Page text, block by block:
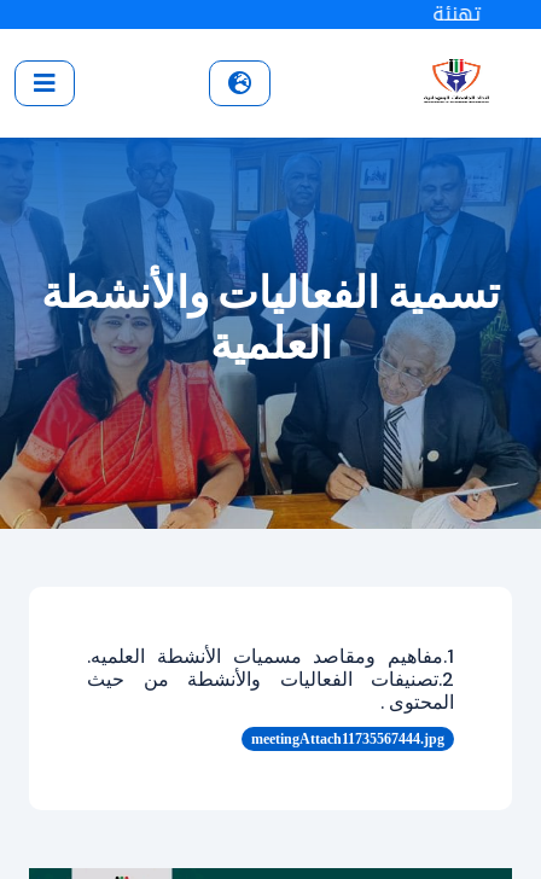
تهنئة
تسمية الفعاليات والأنشطة
العلمية
1.مفاهيم ومقاصد مسميات الأنشطة العلميه.
2.تصنيفات الفعاليات والأنشطة من حيث
المحتوى .
meetingAttach11735567444.jpg